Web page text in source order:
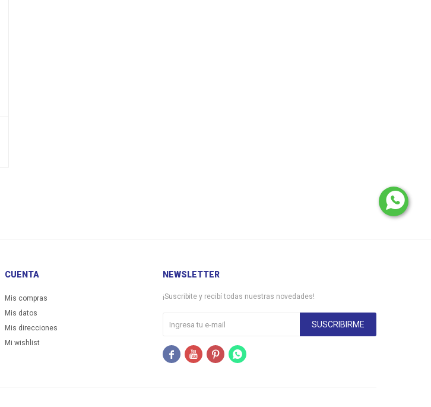
CUENTA
Mis compras
Mis datos
Mis direcciones
Mi wishlist
NEWSLETTER
¡Suscribite y recibí todas nuestras novedades!
SUSCRIBIRME
   